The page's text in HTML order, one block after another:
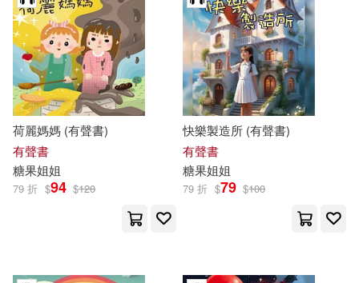
作者/演唱/譯/編/繪(188)
價格
範圍
荷麗媽媽 (有聲書)
有聲書
糖果姐姐
79 折 $94 $120
快樂製造所 (有聲書)
有聲書
糖果姐姐
79 折 $79 $100